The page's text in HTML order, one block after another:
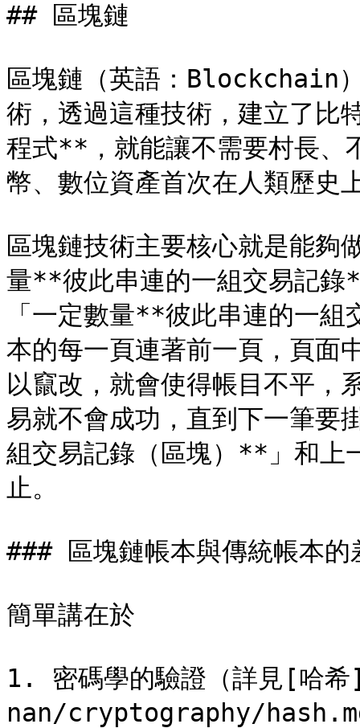
## 區塊鏈
區塊鏈（英語：Blockchain
術，透過這種技術，建立了比
程式**，就能讓不需要村長、
幣、數位資產首次在人類歷史
區塊鏈技術主要核心就是能夠
量**彼此串連的一組交易記錄
「一定數量**彼此串連的一
本的每一頁連著前一頁，頁面
以竄改，就會使得帳目不平，
易就不會成功，直到下一筆要
組交易記錄（區塊）**」和上
止。
### 區塊鏈帳本與傳統帳本的
簡單講在於
1. 密碼學的驗證（詳見[
nan/cryptography/